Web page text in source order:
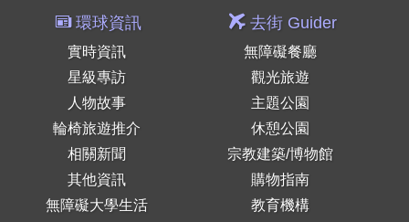
環球資訊
實時資訊
星級專訪
人物故事
輪椅旅遊推介
相關新聞
其他資訊
無障礙大學生活
去街 Guider
無障礙餐廳
觀光旅遊
主題公園
休憩公園
宗教建築/博物館
購物指南
教育機構